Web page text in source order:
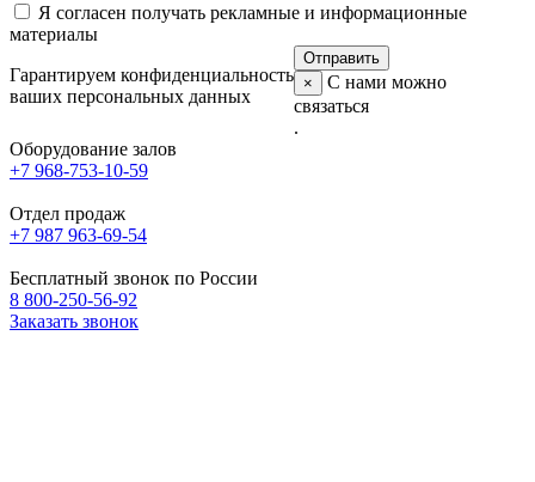
Я согласен получать рекламные и информационные
материалы
Гарантируем конфиденциальность
ваших персональных данных
×
С нами можно
связаться
.
Оборудование залов
+7 968-753-10-59
Отдел продаж
+7 987 963-69-54
Бесплатный звонок по России
8 800-250-56-92
Заказать звонок